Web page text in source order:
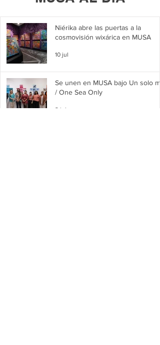
Niérika abre las puertas a la
cosmovisión wixárica en MUSA
10 jul
Se unen en MUSA bajo Un solo
/ One Sea Only
2 jul